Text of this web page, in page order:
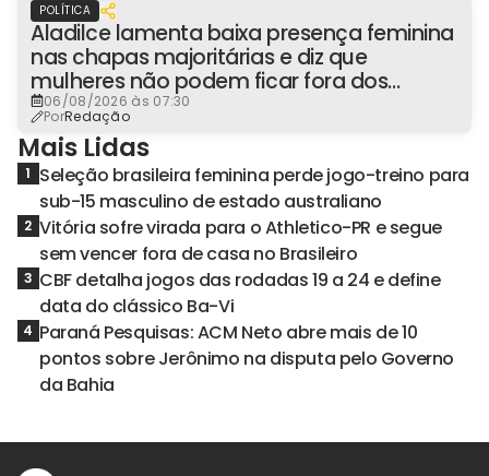
POLÍTICA
Aladilce lamenta baixa presença feminina
nas chapas majoritárias e diz que
mulheres não podem ficar fora dos
espaços de poder
06/08/2026 às 07:30
PorRedação
Mais Lidas
1 Seleção brasileira feminina perde jogo-treino para
sub-15 masculino de estado australiano
2 Vitória sofre virada para o Athletico-PR e segue
sem vencer fora de casa no Brasileiro
3 CBF detalha jogos das rodadas 19 a 24 e define
data do clássico Ba-Vi
4 Paraná Pesquisas: ACM Neto abre mais de 10
pontos sobre Jerônimo na disputa pelo Governo
da Bahia